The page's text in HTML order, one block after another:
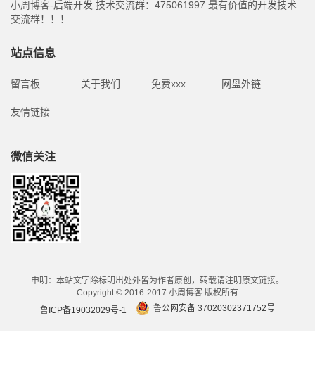
小周博客-后端开发 技术交流群：475061997 最有价值的开发技术
交流群！！！
站点信息
留言板 关于我们 免费xxx 网盘外链
友情链接
微信关注
申明：本站文字除标明出处外皆为作者原创，转载请注明原文链接。
Copyright © 2016-2017 小周博客 版权所有
鲁ICP备19032029号-1
鲁公网安备 37020302371752号